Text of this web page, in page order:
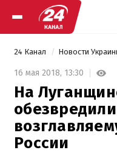
24 Канал Новости
16 мая 2018, 13:30
На
России